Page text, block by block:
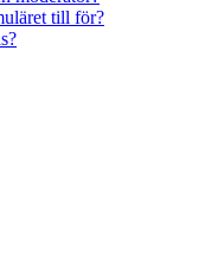
till för?